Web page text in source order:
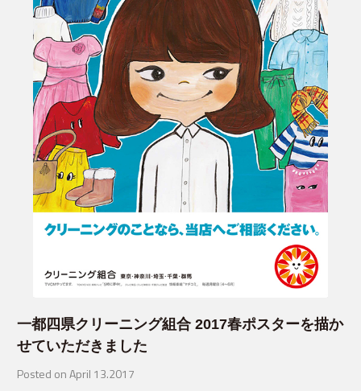
一都四県クリーニング組合 2017春ポスターを描か
せていただきました
Posted on April 13.2017